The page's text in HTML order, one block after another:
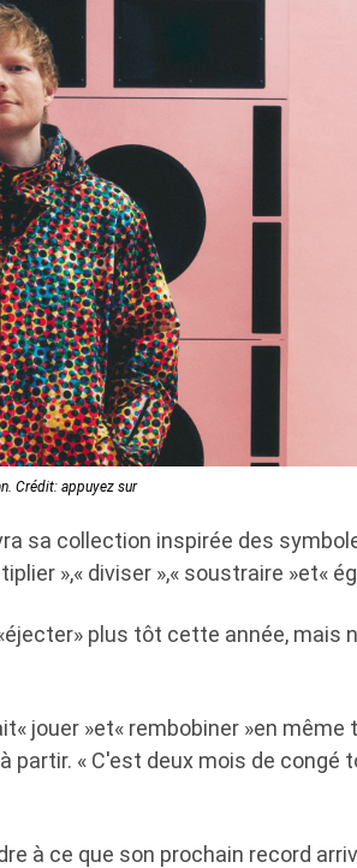
Crédit: appuyez sur
sa collection inspirée des
»,« diviser »,« soustraire »et«
plus tôt cette année, mais
jouer »et« rembobiner »en même
partir. « C'est deux mois de congé
à ce que son prochain record